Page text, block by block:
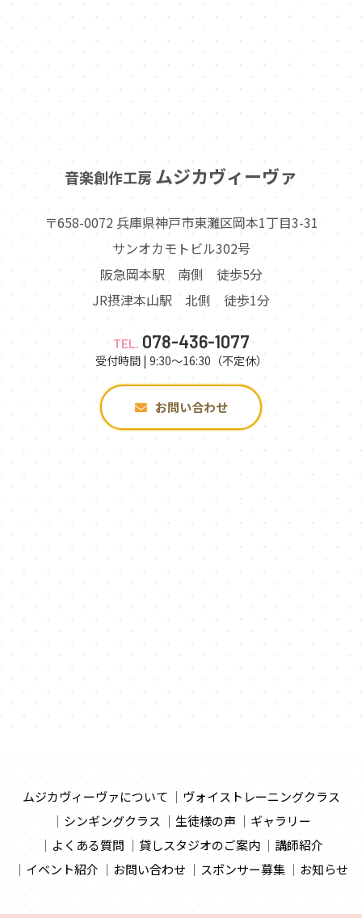
音楽創作工房 ムジカヴィーヴァ
〒658-0072 兵庫県神戸市東灘区岡本1丁目3-31
サンオカモトビル302号
阪急岡本駅 南側 徒歩5分
JR摂津本山駅 北側 徒歩1分
TEL. 078-436-1077
受付時間 | 9:30～16:30（不定休）
お問い合わせ
ムジカヴィーヴァについて
ヴォイストレーニングクラス
シンギングクラス
生徒様の声
ギャラリー
よくある質問
貸しスタジオのご案内
講師紹介
イベント紹介
お問い合わせ スポンサー募集 お知らせ